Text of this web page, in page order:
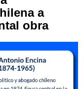
a
obra